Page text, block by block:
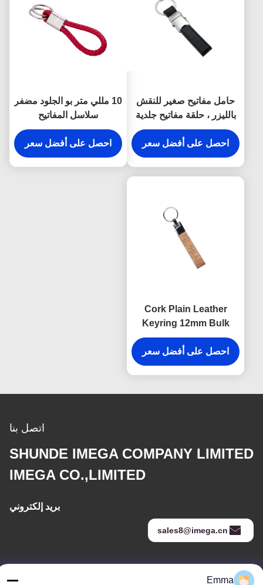
حامل مفاتيح صغير للنقش
بالليزر ، حلقة مفاتيح جلدية
مخصصة ، سمك 9 ملم
احصل على أفضل سعر
10 مللي متر بو الجلود مضفر
سلاسل المفاتيح
Debossing شعار سيارة
حلقة رئيسية حامل
احصل على أفضل سعر
Cork Plain Leather
Keyring 12mm Bulk
Leather Keychains
تذكارية هدايا دعائية
احصل على أفضل سعر
اتصل بنا
SHUNDE IMEGA COMPANY LIMITED
IMEGA CO.,LIMITED
بريد إلكتروني
sales8@imega.cn
Emma